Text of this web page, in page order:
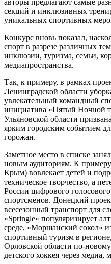
секций и инклюзивных
уникальных спортивных
Конкурс вновь показал,
спорт в разрезе различных
инклюзии, туризма, семьи,
медиапространства.
Так, к примеру, в рамках
Ленинградской области
увлекательный командный
инициатива «Пятый Ночной
Ульяновской области
ярким городским событием
горожан.
Заметное место в списке
новым аудиториям. К
Крым) вовлекает детей и
техническое творчество, а
России цифрового
спортсменов. Донецкий
всесезонный транспорт для
«Springle» популяризирует
среде, «Моршанский сокол»
спортивный туризм в
Орловской области по-
детского хоккея через